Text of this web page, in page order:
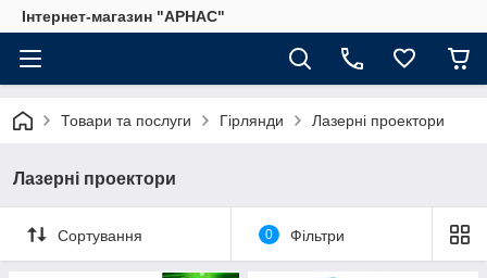
Інтернет-магазин "АРНАС"
Товари та послуги Гірлянди Лазерні проектори
Лазерні проектори
Сортування 0 Фільтри